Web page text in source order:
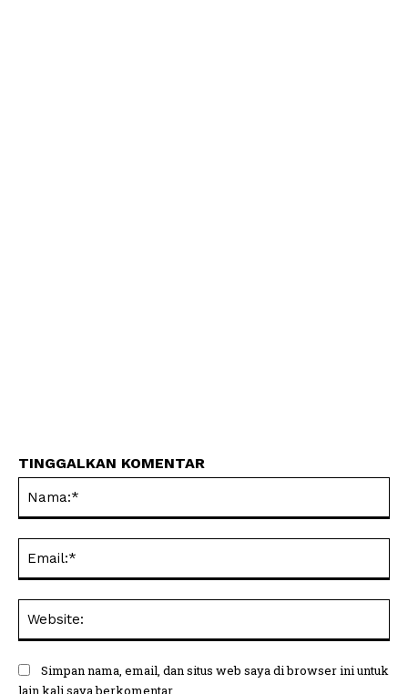
TINGGALKAN KOMENTAR
Simpan nama, email, dan situs web saya di browser ini untuk
lain kali saya berkomentar.